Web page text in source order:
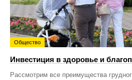
Общество
Инвестиция в здоровье и
Рассмотрим все преимущества